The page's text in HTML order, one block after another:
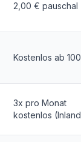
2,00 € pauschal
Kostenlos ab
3x pro Monat
kostenlos